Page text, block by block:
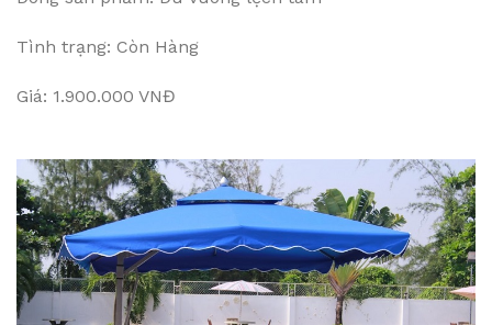
Tình trạng: Còn Hàng
Giá: 1.900.000 VNĐ